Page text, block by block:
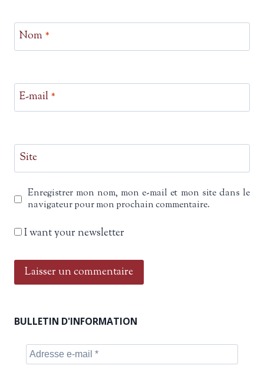
Nom *
E-mail *
Site
Enregistrer mon nom, mon e-mail et mon site dans le
navigateur pour mon prochain commentaire.
I want your newsletter
BULLETIN D'INFORMATION